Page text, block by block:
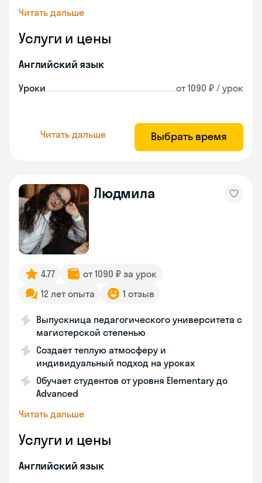
Читать дальше
Услуги и цены
Английский язык
Уроки от 1090 ₽ / урок
Читать дальше Выбрать время
Людмила
4.77
от 1090 ₽ за урок
12 лет опыта
1 отзыв
Выпускница педагогического университета с
магистерской степенью
Создает теплую атмосферу и
индивидуальный подход на уроках
Обучает студентов от уровня Elementary до
Advanced
Читать дальше
Услуги и цены
Английский язык